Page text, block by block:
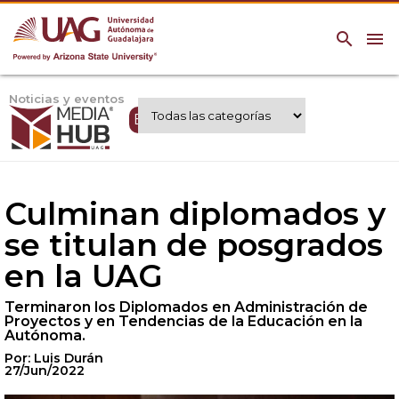
menu
search
Noticias y eventos
Expertos UAG
Culminan diplomados y
se titulan de posgrados
en la UAG
Terminaron los Diplomados en Administración de
Proyectos y en Tendencias de la Educación en la
Autónoma.
Por: Luis Durán
27/Jun/2022